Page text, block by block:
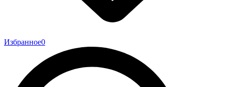
Избранное0